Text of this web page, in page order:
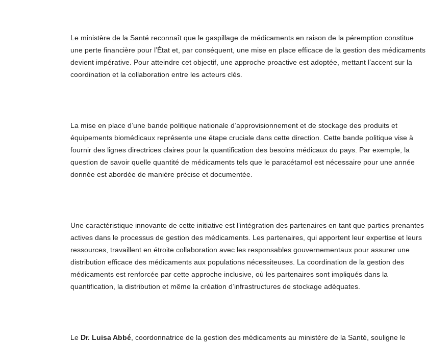
Le ministère de la Santé reconnaît que le gaspillage de médicaments en raison de la péremption constitue
une perte financière pour l’État et, par conséquent, une mise en place efficace de la gestion des médicaments
devient impérative. Pour atteindre cet objectif, une approche proactive est adoptée, mettant l’accent sur la
coordination et la collaboration entre les acteurs clés.
La mise en place d’une bande politique nationale d’approvisionnement et de stockage des produits et
équipements biomédicaux représente une étape cruciale dans cette direction. Cette bande politique vise à
fournir des lignes directrices claires pour la quantification des besoins médicaux du pays. Par exemple, la
question de savoir quelle quantité de médicaments tels que le paracétamol est nécessaire pour une année
donnée est abordée de manière précise et documentée.
Une caractéristique innovante de cette initiative est l’intégration des partenaires en tant que parties prenantes
actives dans le processus de gestion des médicaments. Les partenaires, qui apportent leur expertise et leurs
ressources, travaillent en étroite collaboration avec les responsables gouvernementaux pour assurer une
distribution efficace des médicaments aux populations nécessiteuses. La coordination de la gestion des
médicaments est renforcée par cette approche inclusive, où les partenaires sont impliqués dans la
quantification, la distribution et même la création d’infrastructures de stockage adéquates.
Le Dr. Luisa Abbé , coordonnatrice de la gestion des médicaments au ministère de la Santé, souligne le